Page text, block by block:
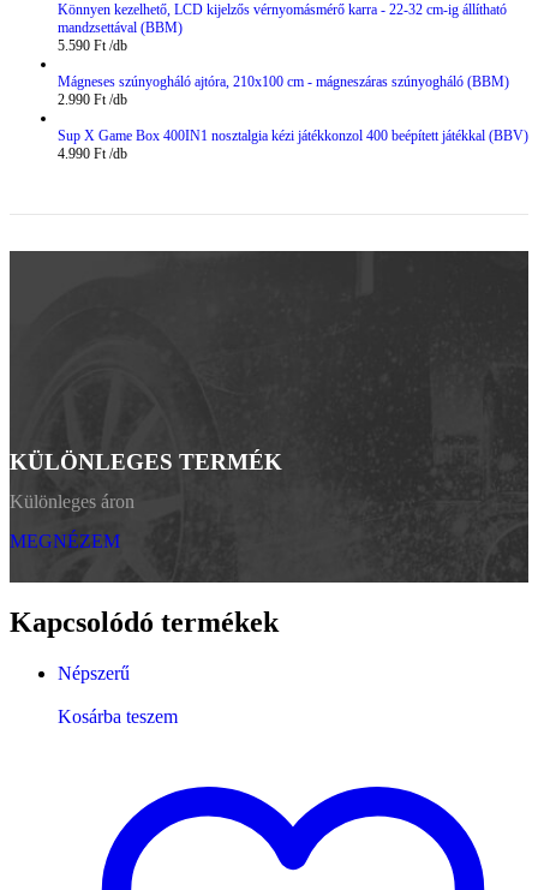
Könnyen kezelhető, LCD kijelzős vérnyomásmérő karra - 22-32 cm-ig állítható
mandzsettával (BBM)
5.590 Ft
Mágneses szúnyogháló ajtóra, 210x100 cm - mágneszáras szúnyogháló (BBM)
2.990 Ft
Sup X Game Box 400IN1 nosztalgia kézi játékkonzol 400 beépített játékkal (BBV)
4.990 Ft
KÜLÖNLEGES TERMÉK
Különleges áron
MEGNÉZEM
Kapcsolódó termékek
Népszerű
Kosárba teszem